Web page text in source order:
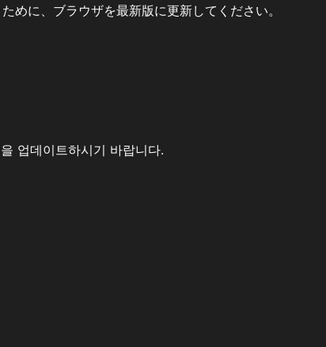
めに、ブラウザを最新版に更新してください。
업데이트하시기 바랍니다.